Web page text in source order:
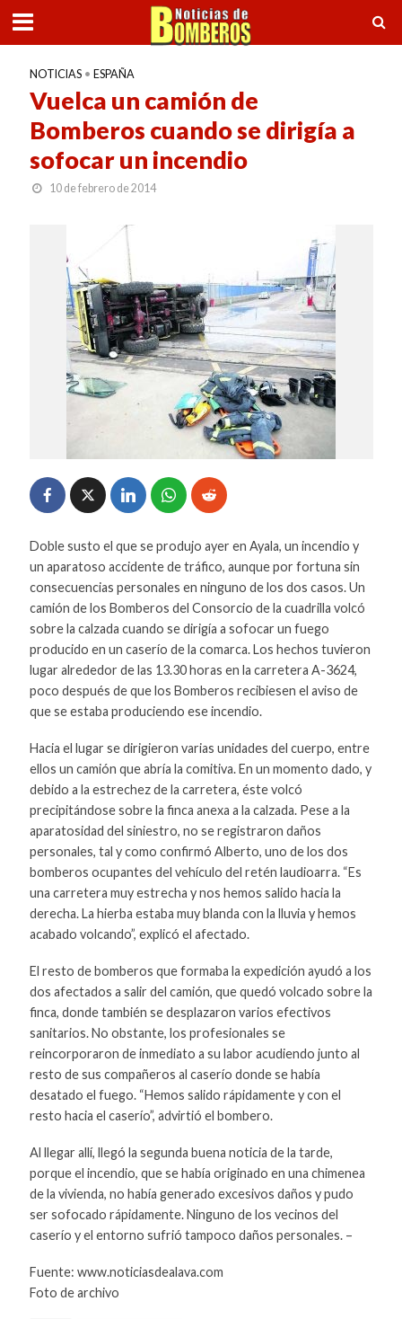
NOTICIAS • ESPAÑA
Vuelca un camión de
Bomberos cuando se dirigía a
sofocar un incendio
10 de febrero de 2014
Doble susto el que se produjo ayer en Ayala, un incendio y
un aparatoso accidente de tráfico, aunque por fortuna sin
consecuencias personales en ninguno de los dos casos. Un
camión de los Bomberos del Consorcio de la cuadrilla volcó
sobre la calzada cuando se dirigía a sofocar un fuego
producido en un caserío de la comarca. Los hechos tuvieron
lugar alrededor de las 13.30 horas en la carretera A-3624,
poco después de que los Bomberos recibiesen el aviso de
que se estaba produciendo ese incendio.
Hacia el lugar se dirigieron varias unidades del cuerpo, entre
ellos un camión que abría la comitiva. En un momento dado, y
debido a la estrechez de la carretera, éste volcó
precipitándose sobre la finca anexa a la calzada. Pese a la
aparatosidad del siniestro, no se registraron daños
personales, tal y como confirmó Alberto, uno de los dos
bomberos ocupantes del vehículo del retén laudioarra. “Es
una carretera muy estrecha y nos hemos salido hacia la
derecha. La hierba estaba muy blanda con la lluvia y hemos
acabado volcando”, explicó el afectado.
El resto de bomberos que formaba la expedición ayudó a los
dos afectados a salir del camión, que quedó volcado sobre la
finca, donde también se desplazaron varios efectivos
sanitarios. No obstante, los profesionales se
reincorporaron de inmediato a su labor acudiendo junto al
resto de sus compañeros al caserío donde se había
desatado el fuego. “Hemos salido rápidamente y con el
resto hacia el caserío”, advirtió el bombero.
Al llegar allí, llegó la segunda buena noticia de la tarde,
porque el incendio, que se había originado en una chimenea
de la vivienda, no había generado excesivos daños y pudo
ser sofocado rápidamente. Ninguno de los vecinos del
caserío y el entorno sufrió tampoco daños personales. –
Fuente: www.noticiasdealava.com
Foto de archivo